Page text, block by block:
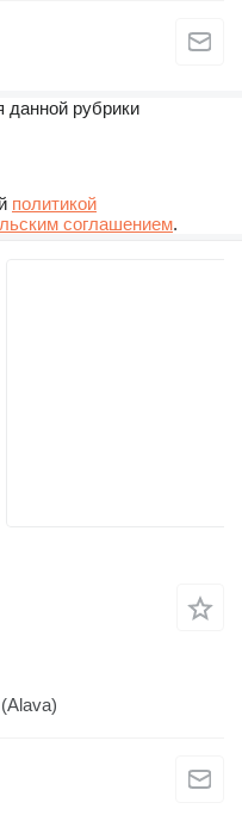
рубрики
политикой
соглашением.